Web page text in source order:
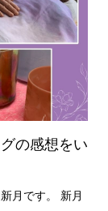
の感想をい
月です。 新月